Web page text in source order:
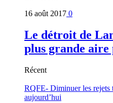
16 août 2017 0
Le détroit de
plus grande aire
Récent
RQFE- Diminuer les rejets
aujourd’hui